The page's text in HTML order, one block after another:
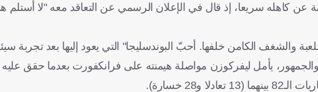
عن كاهله سريعا، إذ قال في الإعلان الرسمي عن التعاقد معه "لا أستلم
والشغف الكامن خلفها. أحبّ البوندسليجا" التي يعود إليها بعد تجربة سيئة مع
يأمل ليفركوزن مواصلة هيمنته على فرانكفورت بعدما حقق